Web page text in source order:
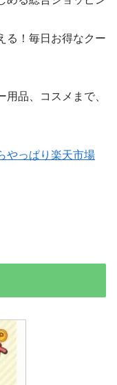
る！毎日お得なクー
品、コスメまで、
やっぱり楽天市場